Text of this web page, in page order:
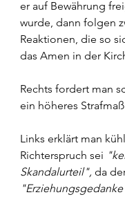
er auf Bewährung
wurde, dann folgen
Reaktionen, die so
das Amen in der
Rechts fordert man
ein höheres
Links erklärt man
Richterspruch sei
Skandalurteil", da